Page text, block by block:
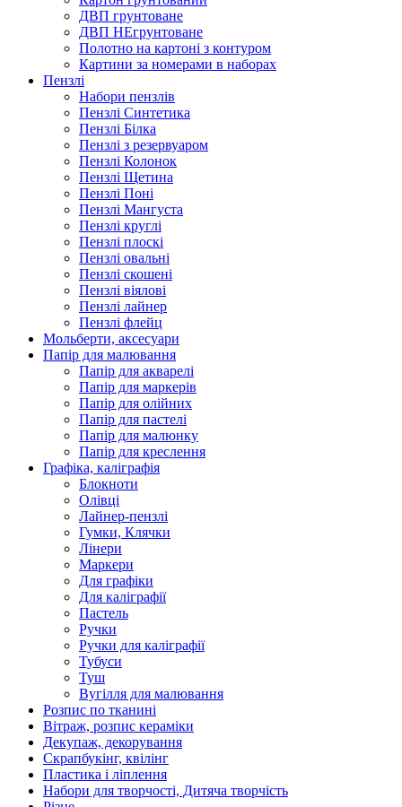
ДВП грунтоване
ДВП НЕгрунтоване
Полотно на картоні з контуром
Картини за номерами в наборах
Пензлі
Набори пензлів
Пензлі Синтетика
Пензлі Білка
Пензлі з резервуаром
Пензлі Колонок
Пензлі Щетина
Пензлі Поні
Пензлі Мангуста
Пензлі круглі
Пензлі плоскі
Пензлі овальні
Пензлі скошені
Пензлі віялові
Пензлі лайнер
Пензлі флейц
Мольберти, аксесуари
Папір для малювання
Папір для акварелі
Папір для маркерів
Папір для олійних
Папір для пастелі
Папір для малюнку
Папір для креслення
Графіка, каліграфія
Блокноти
Олівці
Лайнер-пензлі
Гумки, Клячки
Лінери
Маркери
Для графіки
Для каліграфії
Пастель
Ручки
Ручки для каліграфії
Тубуси
Туш
Вугілля для малювання
Розпис по тканині
Вітраж, розпис кераміки
Декупаж, декорування
Скрапбукінг, квілінг
Пластика і ліплення
Набори для творчості, Дитяча творчість